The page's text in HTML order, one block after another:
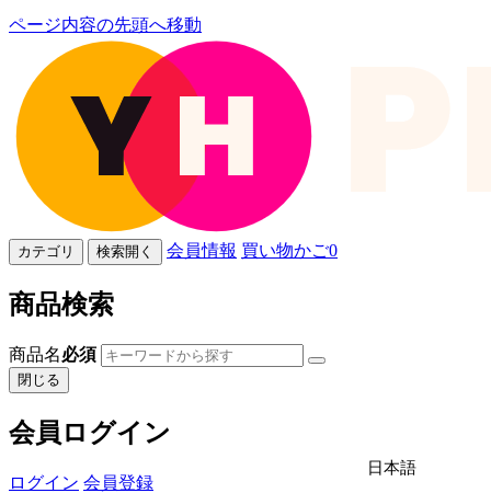
ページ内容の先頭へ移動
カテゴリ 検索開く 会員情報 買い物かご0
商品検索
商品名必須
閉じる
会員ログイン
ログイン 会員登録
日本語